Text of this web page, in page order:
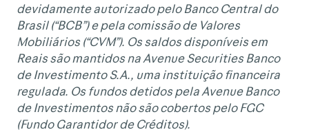
devidamente autorizado pelo Banco Central do
Brasil (“BCB”) e pela comissão de Valores
Mobiliários (“CVM”). Os saldos disponíveis em
Reais são mantidos na Avenue Securities Banco
de Investimento S.A., uma instituição financeira
regulada. Os fundos detidos pela Avenue Banco
de Investimentos não são cobertos pelo FGC
(Fundo Garantidor de Créditos).